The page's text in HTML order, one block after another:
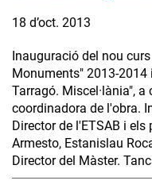
18 d’oct. 2013
Inauguració del nou
Monuments" 2013-
Tarragó. Miscel·lània",
coordinadora de l'obra.
Director de l'ETSAB i
Armesto, Estanislau
Director del Màster.